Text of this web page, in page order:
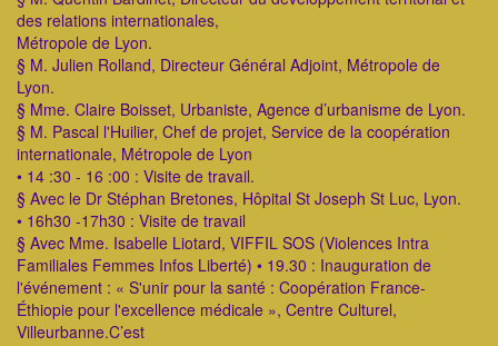
des relations internationales,
Métropole de Lyon.
§ M. Julien Rolland, Directeur Général Adjoint, Métropole de
Lyon.
§ Mme. Claire Boisset, Urbaniste, Agence d’urbanisme de Lyon.
§ M. Pascal l'Huilier, Chef de projet, Service de la coopération
internationale, Métropole de Lyon
• 14 :30 - 16 :00 : Visite de travail.
§ Avec le Dr Stéphan Bretones, Hôpital St Joseph St Luc, Lyon.
• 16h30 -17h30 : Visite de travail
§ Avec Mme. Isabelle Liotard, VIFFIL SOS (Violences Intra
Familiales Femmes Infos Liberté) • 19.30 : Inauguration de
l'événement : « S'unir pour la santé : Coopération France-
Éthiopie pour l'excellence médicale », Centre Culturel,
Villeurbanne.C’est